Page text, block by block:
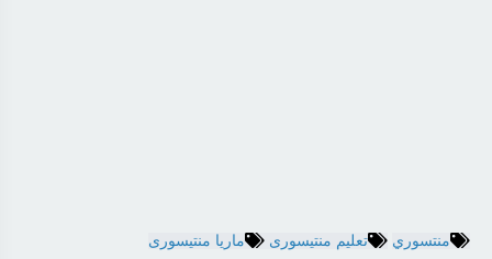
منتسوري تعليم منتيسورى ماريا منتيسورى